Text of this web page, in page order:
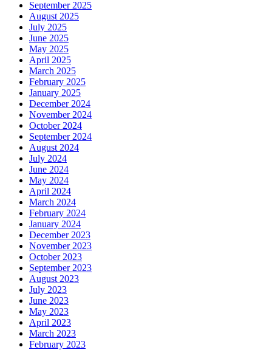
September 2025
August 2025
July 2025
June 2025
May 2025
April 2025
March 2025
February 2025
January 2025
December 2024
November 2024
October 2024
September 2024
August 2024
July 2024
June 2024
May 2024
April 2024
March 2024
February 2024
January 2024
December 2023
November 2023
October 2023
September 2023
August 2023
July 2023
June 2023
May 2023
April 2023
March 2023
February 2023